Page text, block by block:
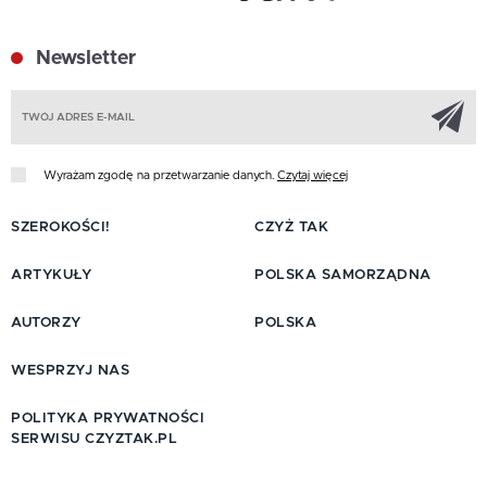
Newsletter
Wyrażam zgodę na przetwarzanie danych. Czytaj więcej
SZEROKOŚCI!
ARTYKUŁY
AUTORZY
CZYŻ TAK
POLSKA SAMORZĄDNA
POLSKA
WESPRZYJ NAS
POLITYKA PRYWATNOŚCI
SERWISU CZYZTAK.PL